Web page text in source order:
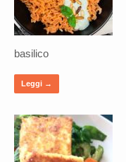
basilico
Leggi →